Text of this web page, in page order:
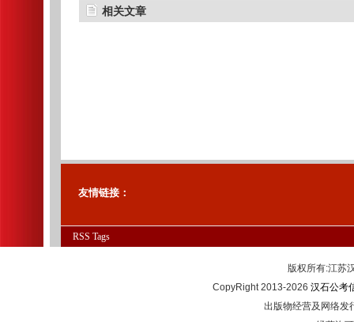
相关文章
友情链接：
RSS Tags
版权所有:江
CopyRight 2013-2026 汉石公考
出版物经营及网络发